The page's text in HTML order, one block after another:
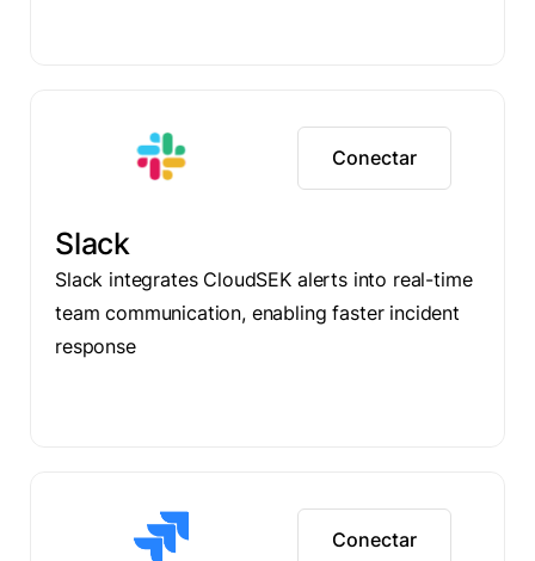
Conectar
Slack
Slack integrates CloudSEK alerts into real-time
team communication, enabling faster incident
response
Conectar